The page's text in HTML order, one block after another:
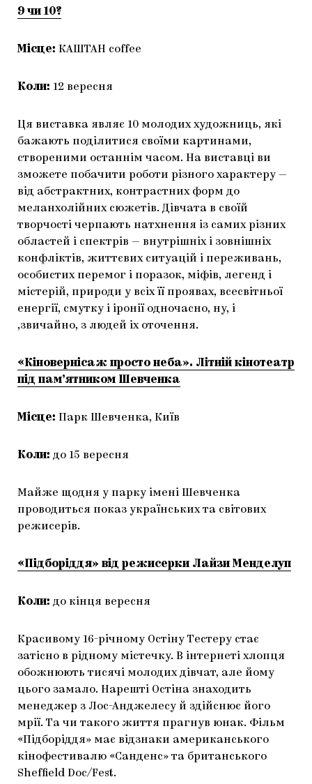
9 чи 10?
Місце: КАШТАН coffee
Коли: 12 вересня
Ця виставка являє 10 молодих художниць, які
бажають поділитися своїми картинами,
створеними останнім часом. На виставці ви
зможете побачити роботи різного характеру —
від абстрактних, контрастних форм до
меланхолійних сюжетів. Дівчата в своїй
творчості черпають натхнення із самих різних
областей і спектрів — внутрішніх і зовнішніх
конфліктів, життєвих ситуацій і переживань,
особистих перемог і поразок, міфів, легенд і
містерій, природи у всіх її проявах, всесвітньої
енергії, смутку і іронії одночасно, ну, і
,звичайно, з людей іх оточення.
«Кіновернісаж просто неба». Літній кінотеатр
під пам’ятником Шевченка
Місце: Парк Шевченка, Київ
Коли: до 15 вересня
Майже щодня у парку імені Шевченка
проводиться показ українських та світових
режисерів.
«Підборіддя» від режисерки Лайзи Менделуп
Коли: до кінця вересня
Красивому 16-річному Остіну Тестеру стає
затісно в рідному містечку. В інтернеті хлопця
обожнюють тисячі молодих дівчат, але йому
цього замало. Нарешті Остіна знаходить
менеджер з Лос-Анджелесу й здійснює його
мрії. Та чи такого життя прагнув юнак. Фільм
«Підборіддя» має відзнаки американського
кінофестивалю «Санденс» та британського
Sheffield Doc/Fest.